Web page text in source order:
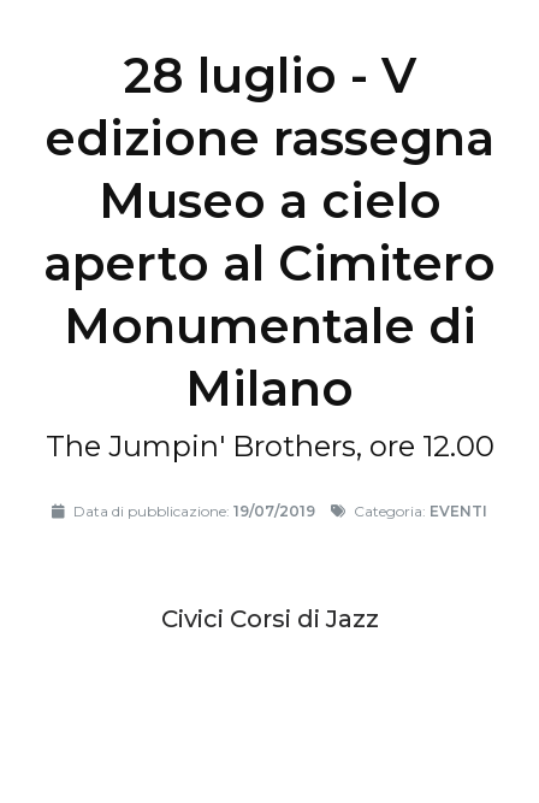
28 luglio - V
edizione rassegna
Museo a cielo
aperto al Cimitero
Monumentale di
Milano
The Jumpin' Brothers, ore 12.00
Data di pubblicazione: 19/07/2019 Categoria: EVENTI
Civici Corsi di Jazz